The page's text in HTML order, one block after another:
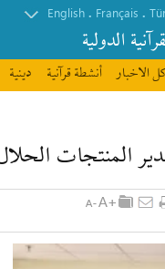
.
Français
.
English
الدولیة
الاخبار أنشطة قرآنیة دينية
المنتجات الحلال